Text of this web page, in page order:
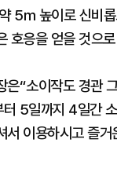
5m 높이로 신비
호응을 얻을 것으
은“소이작도 경관
5일까지 4일간 소
서 이용하시고 즐